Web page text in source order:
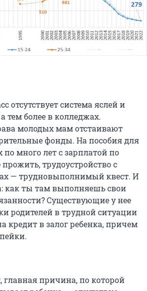
отсутствует система яслей и
тем более в колледжах.
молодых мам отстаивают
фонды. На пособия для
по много лет с зарплатой по
трудоустройство с
— трудновыполнимый квест. И
как ты там выполняешь свои
Существующие у нее
родителей в трудной ситуации
кредит в залог ребенка, причем
главная причина, по которой